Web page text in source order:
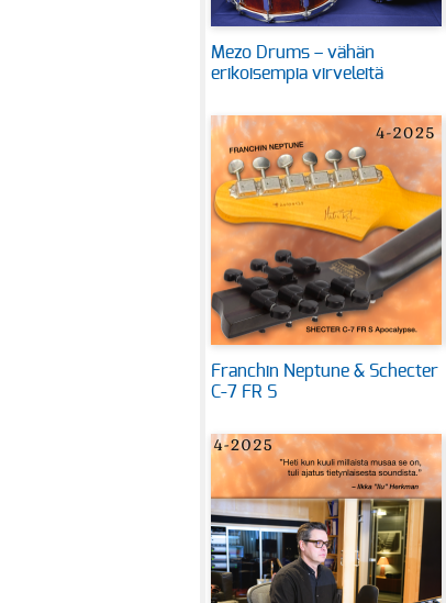
Mezo Drums – vähän
erikoisempia virveleitä
Franchin Neptune & Schecter
C-7 FR S